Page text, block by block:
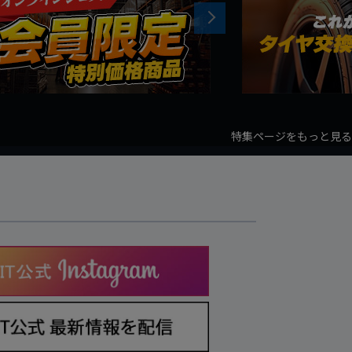
Next
特集ページをもっと見る